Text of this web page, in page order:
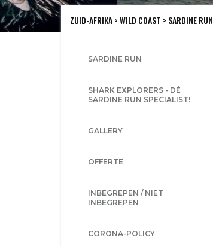
ZUID-AFRIKA>WILD COAST > SARDINE RUN
SARDINE RUN
SHARK EXPLORERS - DÉ
SARDINE RUN SPECIALIST!
GALLERY
OFFERTE
INBEGREPEN / NIET
INBEGREPEN
CORONA-POLICY